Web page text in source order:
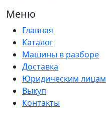
Меню
Главная
Каталог
Машины в разборе
Доставка
Юридическим лицам
Выкуп
Контакты